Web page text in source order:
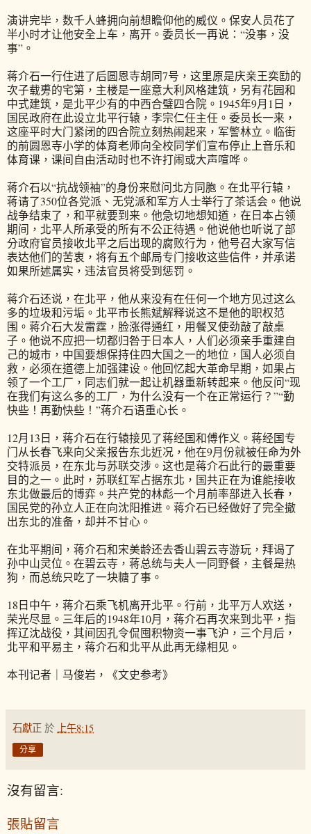
演讲完毕，数千人蜂拥向前想瞻仰他的威仪。保安人员花了
半小时才让他安全上车，离开。委员长一再说：“没事，没
事”。
蒋介石一行住进了后圆恩寺胡同7号，这里原是庆亲王奕劻的
次子载旉的宅第，主楼是一座意大利风格建筑，另有花园和
中式建筑，是北平少有的中西合璧四合院。1945年9月1日，
国民政府在此设立北平行辕，李宗仁任主任。委员长一来，
这座平时大门紧闭的四合院立刻热闹起来，军警林立。临街
的前圆恩寺小学的体育老师向全校同学们宣布停止上音乐和
体育课，课间自由活动时也不许打闹或大声喧哗。
蒋介石以“抗战领袖”的身份来慰问北方同胞。在北平行辕，
蒋请了350位各党派、无党派和军方人士举行了茶话会。他说
战争结束了，和平就要到来。他急切地想知道，在日本占领
期间，北平人所承受的所有不公正待遇。他说他也听说了部
分政府官员接收北平之后出现的腐败行为，他号召大家写信
表达他们的苦衷，将有五个邮局专门接收这些信件，并承诺
如果所述属实，违法官员将受到惩罚。
蒋介石还说，在北平，他从来没有在任何一个地方见过这么
多的垃圾和污垢。北平市长熊斌解释说这不是他的职权范
围。蒋介石大发雷霆，脸涨得通红，用餐叉使劲敲了敲桌
子。他说不应把一切都归咎于日本人，人们必须亲手重建自
己的城市，中国要想保持住四大国之一的地位，国人必须自
救，必须在道德上加强建设。他回忆起大革命早期，如果占
领了一个工厂，同志们就一起让机器重新转起来。他反问“现
在我们有这么多的工厂，为什么没有一个在正常运行？”“勤
快些！再勤快些！”蒋介石语重心长。
12月13日，蒋介石在行辕接见了蒋经国和傅作义。蒋经国专
门从长春飞来向父亲报告东北近况，他在9月份就被任命为外
交特派员，在东北与苏联交涉。这也是蒋介石此行的最重要
目的之一。此时，苏联红军占据东北，国共正在为谁能接收
东北做最后的博弈。共产党的林彪一个月前率部进入长春，
国民党的孙立人正在向沈阳推进。蒋介石已经做好了完全撤
出东北的准备，却并不甘心。
在北平期间，蒋介石和宋美龄还去香山碧云寺游玩，拜谒了
孙中山灵位。在碧云寺，蒋总统与夫人一同野餐，主餐是热
狗，而总统只吃了一块糖了事。
18日中午，蒋介石乘飞机离开北平。行前，北平万人欢送，
荣光尽显。三年后的1948年10月，蒋介石再次来到北平，指
挥辽沈战役，其间因孔令侃囤积物资一事飞沪，三个月后，
北平和平易主，蒋介石和北平从此再无缘相见。
本刊记者｜马俊岩，《文史参考》
石獻正 於 上午8:15
分享
沒有留言:
張貼留言